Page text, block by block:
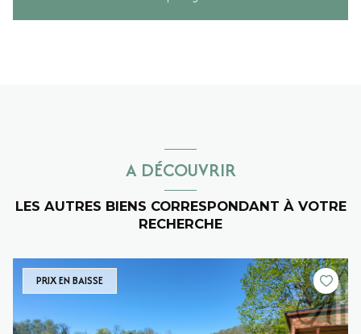
A DÉCOUVRIR
LES AUTRES BIENS CORRESPONDANT À VOTRE
RECHERCHE
PRIX EN BAISSE